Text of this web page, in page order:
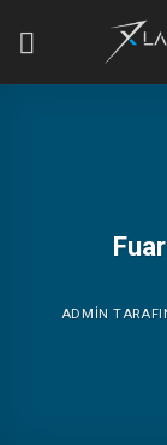
ADMIN